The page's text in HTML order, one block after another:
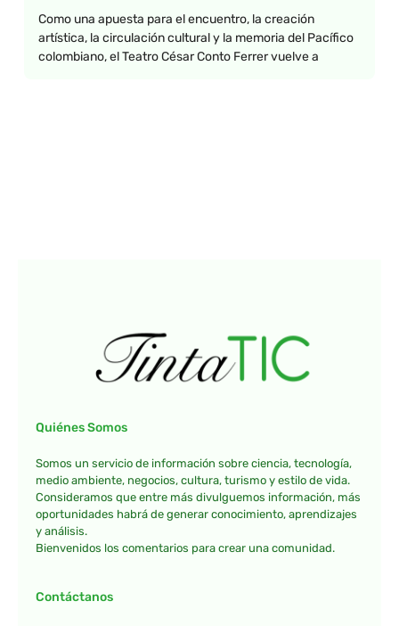
Como una apuesta para el encuentro, la creación
artística, la circulación cultural y la memoria del Pacífico
colombiano, el Teatro César Conto Ferrer vuelve a
Quiénes Somos
Somos un servicio de información sobre ciencia, tecnología,
medio ambiente, negocios, cultura, turismo y estilo de vida.
Consideramos que entre más divulguemos información, más
oportunidades habrá de generar conocimiento, aprendizajes
y análisis.
Bienvenidos los comentarios para crear una comunidad.
Contáctanos